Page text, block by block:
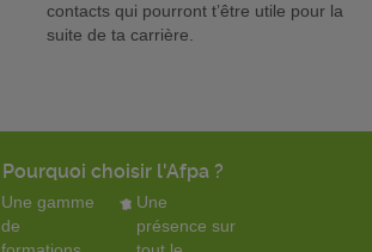
contacts qui pourront t’être utile pour la
suite de ta carrière.
Pourquoi choisir l'Afpa ?
Une gamme
de
Une
présence sur